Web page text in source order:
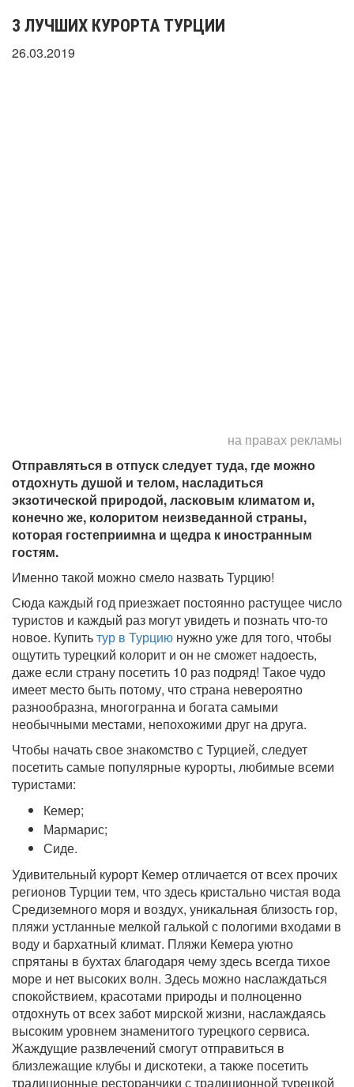
3 ЛУЧШИХ КУРОРТА ТУРЦИИ
26.03.2019
на правах рекламы
Отправляться в отпуск следует туда, где можно
отдохнуть душой и телом, насладиться
экзотической природой, ласковым климатом и,
конечно же, колоритом неизведанной страны,
которая гостеприимна и щедра к иностранным
гостям.
Именно такой можно смело назвать Турцию!
Сюда каждый год приезжает постоянно растущее число
туристов и каждый раз могут увидеть и познать что-то
новое. Купитьтур в Турцию нужно уже для того, чтобы
ощутить турецкий колорит и он не сможет надоесть,
даже если страну посетить 10 раз подряд! Такое чудо
имеет место быть потому, что страна невероятно
разнообразна, многогранна и богата самыми
необычными местами, непохожими друг на друга.
Чтобы начать свое знакомство с Турцией, следует
посетить самые популярные курорты, любимые всеми
туристами:
Кемер;
Мармарис;
Сиде.
Удивительный курорт Кемер отличается от всех прочих
регионов Турции тем, что здесь кристально чистая вода
Средиземного моря и воздух, уникальная близость гор,
пляжи устланные мелкой галькой с пологими входами в
воду и бархатный климат. Пляжи Кемера уютно
спрятаны в бухтах благодаря чему здесь всегда тихое
море и нет высоких волн. Здесь можно наслаждаться
спокойствием, красотами природы и полноценно
отдохнуть от всех забот мирской жизни, наслаждаясь
высоким уровнем знаменитого турецкого сервиса.
Жаждущие развлечений смогут отправиться в
близлежащие клубы и дискотеки, а также посетить
традиционные ресторанчики с традиционной турецкой